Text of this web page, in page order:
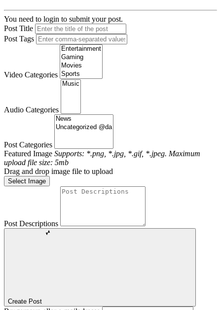
You need to login to submit your post.
Post Title
Post Tags
Video Categories
Audio Categories
Post Categories
Featured Image Supports: *.png, *.jpg, *.gif, *.jpeg. Maximum
upload file size: 5mb
Drag and drop image file to upload
Select Image
Post Descriptions
Create Post